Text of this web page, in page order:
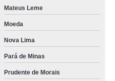
Mateus Leme
Moeda
Nova Lima
Pará de Minas
Prudente de Morais